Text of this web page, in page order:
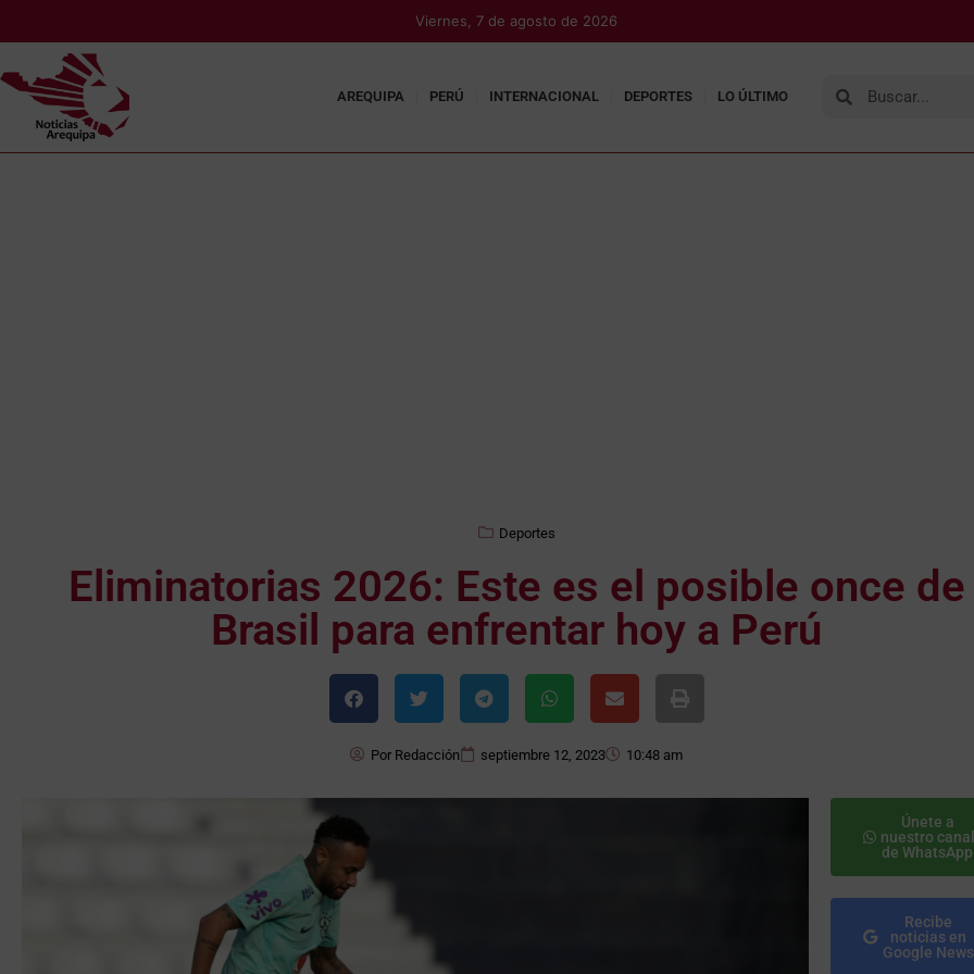
Viernes, 7 de agosto de 2026
AREQUIPA PERÚ INTERNACIONAL DEPORTES LO ÚLTIMO
Deportes
Eliminatorias 2026: Este es el posible once de
Brasil para enfrentar hoy a Perú
Por Redacción septiembre 12, 2023 10:48 am
Únete a
nuestro canal
de WhatsApp
Recibe
noticias en
Google News